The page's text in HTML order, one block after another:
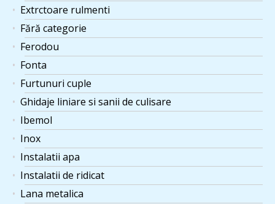
Extrctoare rulmenti
Fără categorie
Ferodou
Fonta
Furtunuri cuple
Ghidaje liniare si sanii de culisare
Ibemol
Inox
Instalatii apa
Instalatii de ridicat
Lana metalica